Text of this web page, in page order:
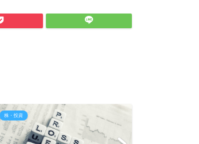
株・投資